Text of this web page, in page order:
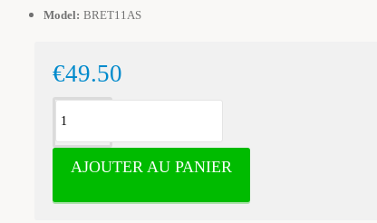
Model: BRET11AS
€49.50
AJOUTER AU PANIER